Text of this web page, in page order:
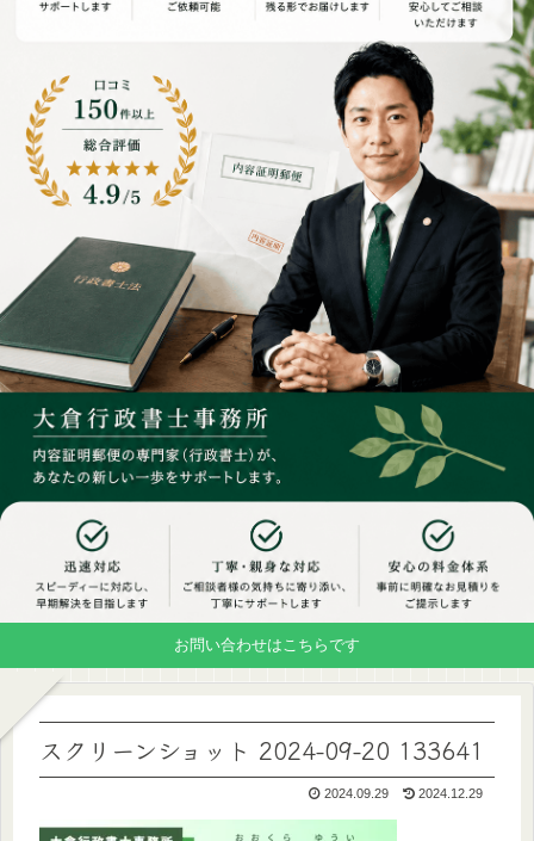
お問い合わせはこちらです
スクリーンショット 2024-09-20 133641
2024.09.29 2024.12.29